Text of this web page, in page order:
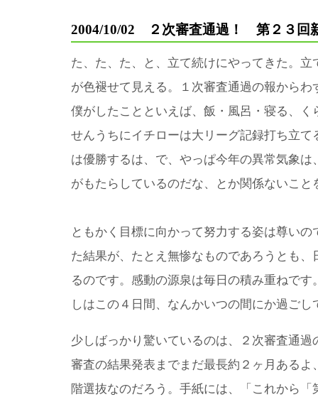
2004/10/02 ２次審査通過！ 第２３回
た、た、た、と、立て続けにやってきた。立
が色褪せて見える。１次審査通過の報からわ
僕がしたことといえば、飯・風呂・寝る、く
せんうちにイチローは大リーグ記録打ち立て
は優勝するは、で、やっぱ今年の異常気象は
がもたらしているのだな、とか関係ないこと
ともかく目標に向かって努力する姿は尊い
た結果が、たとえ無惨なものであろうとも、
るのです。感動の源泉は毎日の積み重ねです
しはこの４日間、なんかいつの間にか過ごし
少しばっかり驚いているのは、２次審査通過
審査の結果発表までまだ最長約２ヶ月あるよ
階選抜なのだろう。手紙には、「これから「